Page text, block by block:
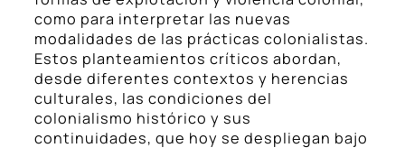
como para interpretar las nuevas
modalidades de las prácticas colonialistas.
Estos planteamientos críticos abordan,
desde diferentes contextos y herencias
culturales, las condiciones del
colonialismo histórico y sus
continuidades, que hoy se despliegan bajo